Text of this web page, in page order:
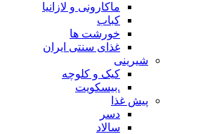
ماکارونی و لازانیا
کباب
خورشت ها
غذای سنتی ایران
شیرینی
کیک و کلوچه
.بیسکویت
پیش غذا
دسر
سالاد